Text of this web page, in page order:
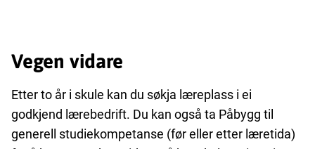
Vegen vidare
Etter to år i skule kan du søkja læreplass i ei
godkjend lærebedrift. Du kan også ta Påbygg til
generell studiekompetanse (før eller etter læretida)